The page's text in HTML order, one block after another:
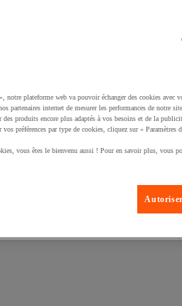
:
plateforme web va pouvoir échanger des cookies avec
partenaires internet de mesurer les performances de notre
des produits encore plus adaptés à vos besoins et de la
préférences par type de cookies, cliquez sur « Paramètres
vous êtes le bienvenu aussi ! Pour en savoir plus, vous